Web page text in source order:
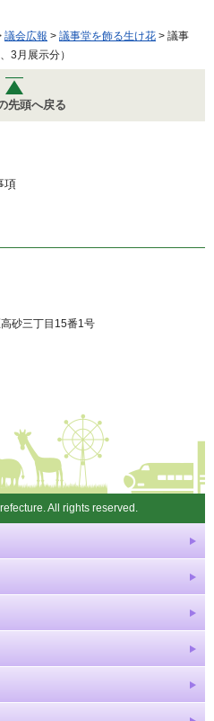
議会広報 > 議事堂を飾る生け花 > 議事
3月展示分）
先頭へ戻る
項
砂三丁目15番1号
All rights reserved.